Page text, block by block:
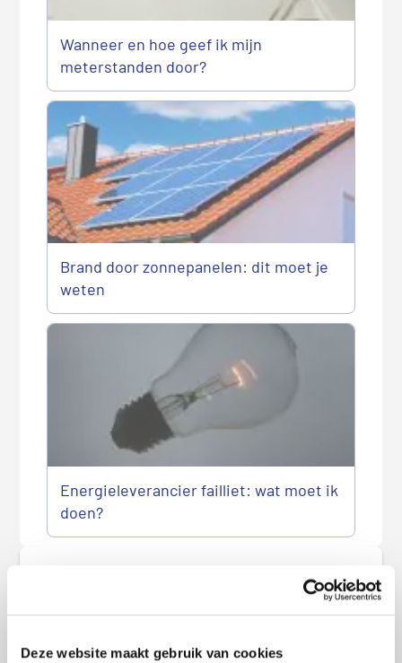
Deze website maakt gebruik van cookies
Wanneer en hoe geef ik mijn
meterstanden door?
Brand door zonnepanelen: dit moet je
weten
Energieleverancier failliet: wat moet ik
doen?
m
a